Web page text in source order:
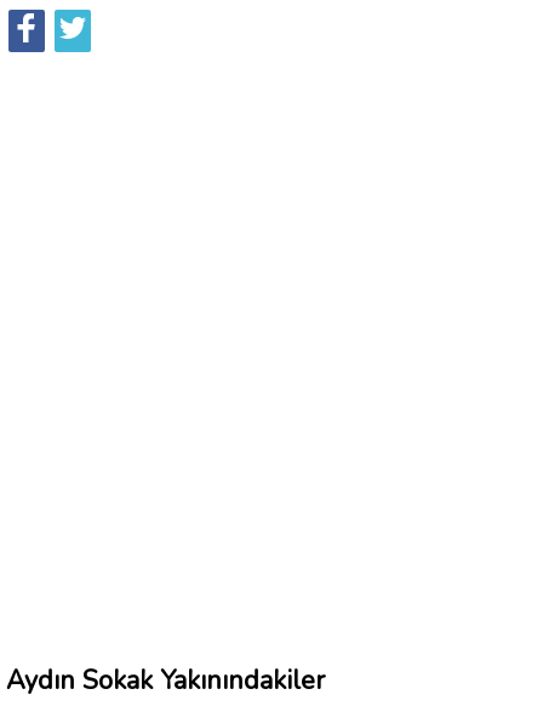
Aydın Sokak Yakınındakiler